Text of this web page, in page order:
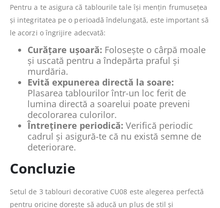
Pentru a te asigura că tablourile tale își mențin frumusețea
și integritatea pe o perioadă îndelungată, este important să
le acorzi o îngrijire adecvată:
Curățare ușoară: Folosește o cârpă moale
și uscată pentru a îndepărta praful și
murdăria.
Evită expunerea directă la soare:
Plasarea tablourilor într-un loc ferit de
lumina directă a soarelui poate preveni
decolorarea culorilor.
Întreținere periodică: Verifică periodic
cadrul și asigură-te că nu există semne de
deteriorare.
Concluzie
Setul de 3 tablouri decorative CU08 este alegerea perfectă
pentru oricine dorește să aducă un plus de stil și